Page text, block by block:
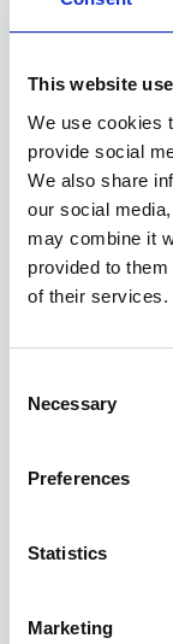
This website
We use cookies
provide social
We also share
our social
may combine it
provided to
of their services.
Selection
Necessary
Preferences
Statistics
Marketing
199,00